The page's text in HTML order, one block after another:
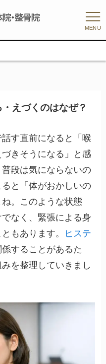
MENU
えづくのはなぜ？
す直前になると「喉
きそうになる」と感
段は気にならないの
と「体がおかしいの
。このような状態
なく、緊張による身
もあります。
ヒステ
することがあるた
を整理していきまし